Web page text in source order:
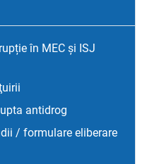
în MEC și ISJ
antidrog
/ formulare eliberare